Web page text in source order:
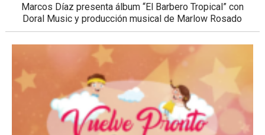
Marcos Díaz presenta álbum “El Barbero Tropical” con
Doral Music y producción musical de Marlow Rosado